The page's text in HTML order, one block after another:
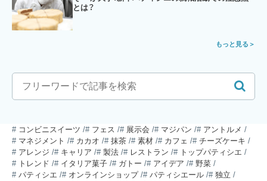
とは？
もっと見る
コンビニスイーツ フェス 展示会 マジパン
アントルメ
マネジメント
カカオ 抹茶 素材 カフェ
チーズケーキ
アレンジ
キャリア 製法 レストラン
トップパティシエ
トレンド
イタリア菓子 ガトー アイデア
野菜
パティシエ
オンラインショップ パティシエール
独立